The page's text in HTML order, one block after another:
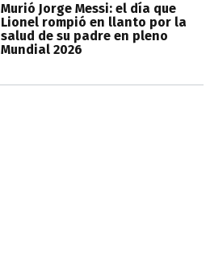
Murió Jorge Messi: el día que
Lionel rompió en llanto por la
salud de su padre en pleno
Mundial 2026